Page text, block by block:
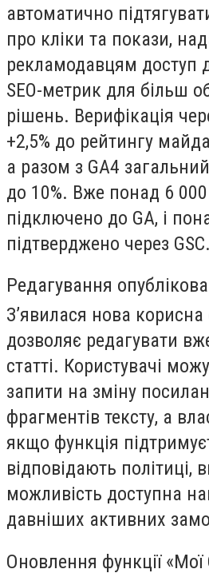
автоматично
про кліки та покази,
рекламодавцям доступ
SEO-метрик для більш
рішень. Верифікація
+2,5% до рейтингу
а разом з GA4
до 10%. Вже понад 6 000
підключено до GA, і
підтверджено через GSC.
Редагування
З’явилася нова
дозволяє редагувати
статті. Користувачі
запити на зміну
фрагментів тексту, а
якщо функція
відповідають політиці,
можливість доступна
давніших активних
Оновлення функції